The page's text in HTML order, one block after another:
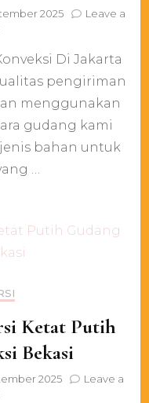
2025
Leave a
Kursi
Konveksi
Di Jakarta
pengiriman
menggunakan
gudang kami
bahan untuk
…
Ketat Putih
Bekasi
2025
Leave a